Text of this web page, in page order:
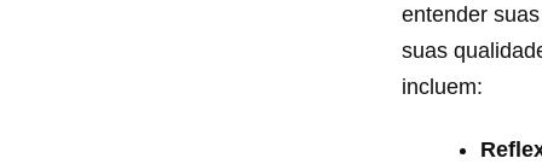
entender
suas
incluem: